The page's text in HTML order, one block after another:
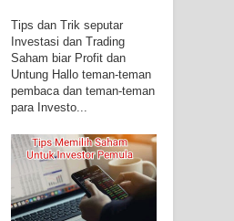
Tips dan Trik seputar
Investasi dan Trading
Saham biar Profit dan
Untung Hallo teman-teman
pembaca dan teman-teman
para Investo...